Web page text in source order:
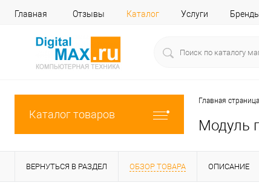
Главная Отзывы Каталог Услуги
Каталог товаров
Главная страница
Модуль
ВЕРНУТЬСЯ В РАЗДЕЛ ОБЗОР ТОВАРА ОПИСАНИЕ